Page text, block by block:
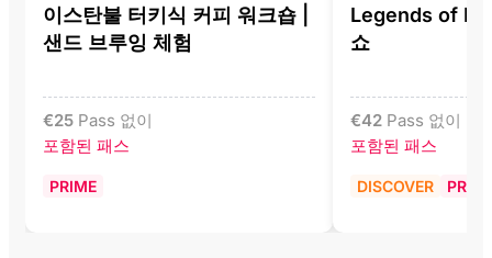
이스탄불 터키식 커피 워크숍 |
샌드 브루잉 체험
€25 Pass 없이
포함된 패스
PRIME
Legends of
쇼
€42 Pass 없이
포함된 패스
DISCOVER